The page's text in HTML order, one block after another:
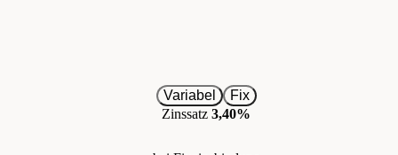
Variabel
Fix
Zinssatz 3,40%